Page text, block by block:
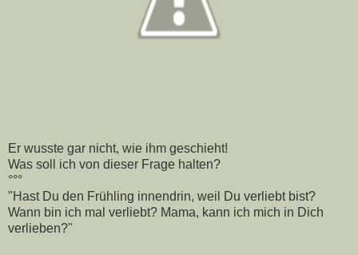
Er wusste gar nicht, wie ihm geschieht!
Was soll ich von dieser Frage halten?
°°°
"Hast Du den Frühling innendrin, weil Du verliebt bist?
Wann bin ich mal verliebt? Mama, kann ich mich in Dich
verlieben?"